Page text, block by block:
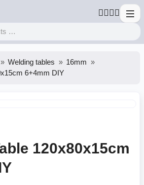
Welding tables
16mm
6+4mm DIY
120x80x15cm